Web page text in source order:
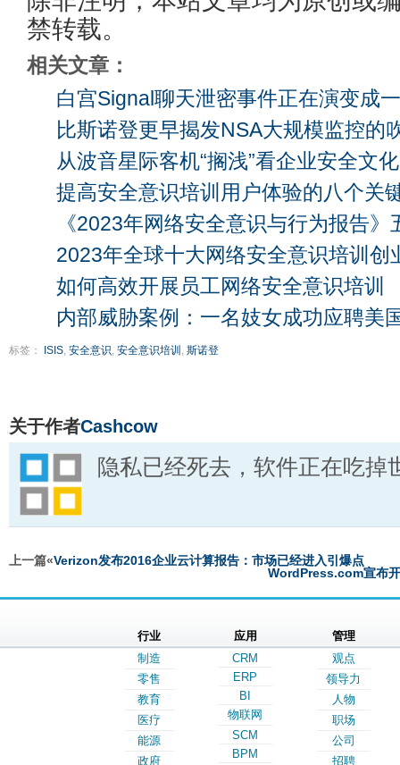
禁转载。
相关文章：
白宫Signal聊天泄密事件正在演变成
比斯诺登更早揭发NSA大规模监控的
从波音星际客机“搁浅”看企业安全文
提高安全意识培训用户体验的八个关
《2023年网络安全意识与行为报告》
2023年全球十大网络安全意识培训创
如何高效开展员工网络安全意识培训
内部威胁案例：一名妓女成功应聘美
标签： ISIS, 安全意识, 安全意识培训 , 斯诺登
关于作者Cashcow
隐私已经死去，软件正在吃掉
上一篇«Verizon发布2016企业云计算报告：市场已经进入引爆点
WordPress.com宣布
行业
制造
零售
教育
医疗
能源
政府
应用
CRM
ERP
BI
物联网
SCM
BPM
管理
观点
领导力
人物
职场
公司
招聘